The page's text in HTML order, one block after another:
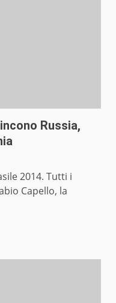
Russia,
2014. Tutti i
Capello, la